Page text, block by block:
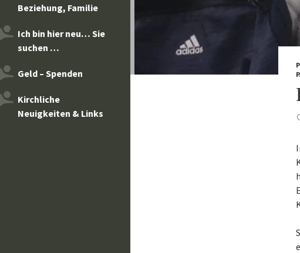
Beziehung, Familie
Ich bin hier neu… Sie
suchen …
Geld – Spenden
Kirchliche
Neuigkeiten & Links